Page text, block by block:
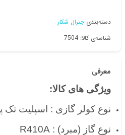
دسته‌بندی جنرال شکار
شناسه‌ی کالا: 7504
معرفی
ویژگی های کالا:
نوع کولر گازی : اسپلیت تک
نوع گاز (مبرد) : R410A